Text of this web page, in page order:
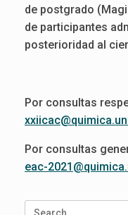
de postgrado
de participantes
posterioridad al
Por consultas
Por consultas
eac-
Search